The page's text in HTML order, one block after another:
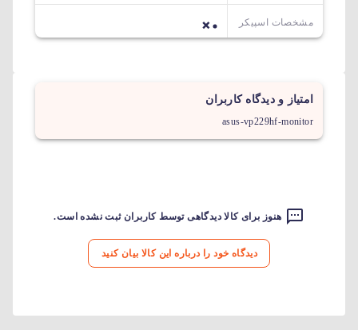
مشخصات اسپیکر ❌
امتیاز و دیدگاه کاربران
asus-vp229hf-monitor
هنوز برای کالا دیدگاهی توسط کاربران ثبت نشده است.
دیدگاه خود را درباره این کالا بیان کنید